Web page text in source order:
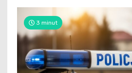
3 minut